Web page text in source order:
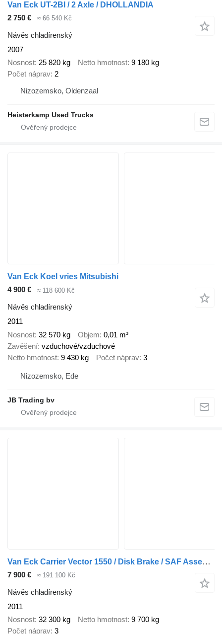
Van Eck UT-2BI / 2 Axle / DHOLLANDIA
2 750 €
≈ 66 540 Kč
Návěs chladírenský
2007
Nosnost 25 820 kg Netto hmotnost 9 180 kg
Počet náprav 2
Nizozemsko, Oldenzaal
Heisterkamp Used Trucks
Van Eck Koel vries Mitsubishi
4 900 €
≈ 118 600 Kč
Návěs chladírenský
2011
Nosnost 32 570 kg Objem 0,01 m³
Zavěšení vzduchové/vzduchové
Netto hmotnost 9 430 kg Počet náprav 3
Nizozemsko, Ede
JB Trading bv
Van Eck Carrier Vector 1550 / Disk Brake / SAF Assen NL TRAILER
7 900 € ≈ 191 100 Kč
Návěs chladírenský
2011
Nosnost 32 300 kg Netto hmotnost 9 700 kg
Počet náprav 3